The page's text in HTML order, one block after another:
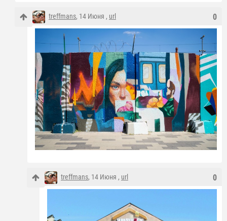
0
treffmans, 14 Июня , url
0
treffmans, 14 Июня , url